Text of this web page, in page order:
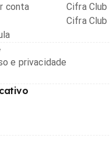
conta
Cifra Club
Cifra Club
e privacidade